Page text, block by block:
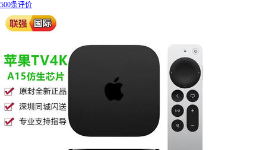
500条评价